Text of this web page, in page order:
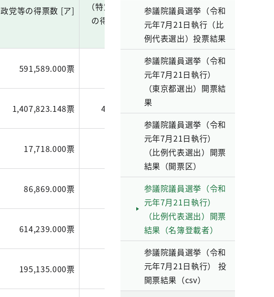
政党等の得票数 [ア]
（特定枠を除く）
の得票総数 [イ]
591,589.000票 59,749.262票
1,407,823.148票 470,493.075票
17,718.000票 4,322.822票
86,869.000票 16,887.280票
614,239.000票 50,867.076票
195,135.000票 77,855.687票
参議院議員選挙（令和
元年7月21日執行（比
例代表選出）投票結果
参議院議員選挙（令和
元年7月21日執行）
（東京都選出）開票結
果
参議院議員選挙（令和
元年7月21日執行）
（比例代表選出）開票
結果（開票区）
参議院議員選挙（令和
元年7月21日執行）
（比例代表選出）開票
結果（名簿登載者）
参議院議員選挙（令和
元年7月21日執行） 投
開票結果（csv）